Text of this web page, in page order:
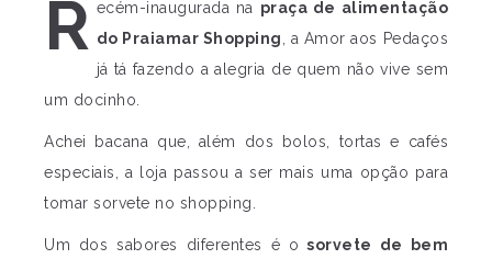
R ecém-inaugurada na praça de alimentação
do Praiamar Shopping
, a Amor aos Pedaços
já tá fazendo a alegria de quem não vive sem
um docinho.
Achei bacana que, além dos bolos, tortas e cafés
especiais, a loja passou a ser mais uma opção para
tomar sorvete no shopping.
Um dos sabores diferentes é o sorvete de bem